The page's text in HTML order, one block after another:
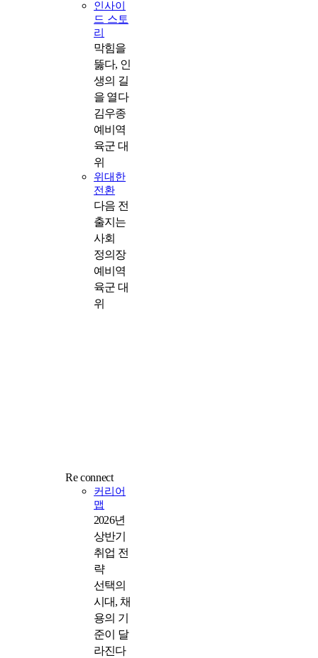
인사이
드 스토
리
막힘을
뚫다, 인
생의 길
을 열다
김우종
예비역
육군 대
위
위대한
전환
다음 전
출지는
사회
정의장
예비역
육군 대
위
Re connect
커리어
맵
2026년
상반기
취업 전
략
선택의
시대, 채
용의 기
준이 달
라진다